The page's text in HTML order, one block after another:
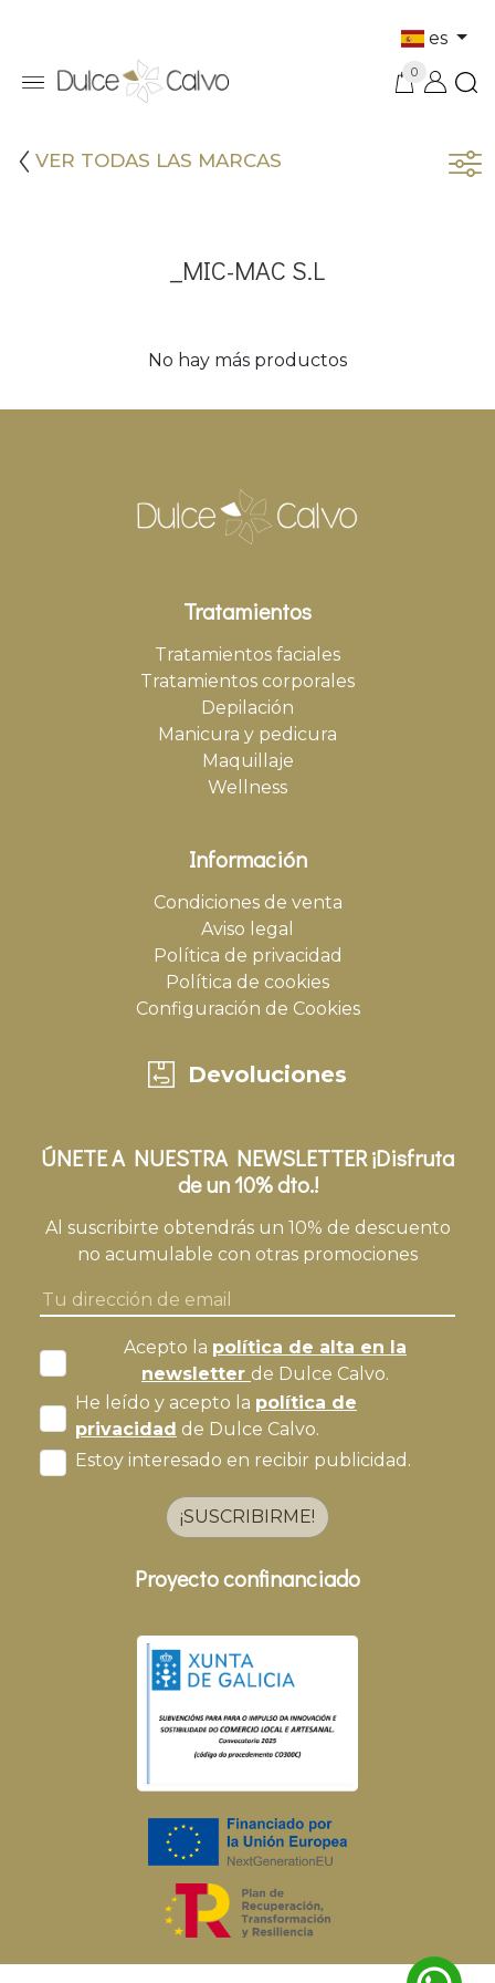
es
0
VER TODAS LAS MARCAS
_MIC-MAC S.L
No hay más productos
Tratamientos
Tratamientos faciales
Tratamientos corporales
Depilación
Manicura y pedicura
Maquillaje
Wellness
Información
Condiciones de venta
Aviso legal
Política de privacidad
Política de cookies
Configuración de Cookies
Devoluciones
ÚNETE A NUESTRA NEWSLETTER ¡Disfruta
de un 10% dto.!
Al suscribirte obtendrás un 10% de descuento
no acumulable con otras promociones
Acepto la política de alta en la
newsletter de Dulce Calvo.
He leído y acepto la política de
privacidad de Dulce Calvo.
Estoy interesado en recibir publicidad.
¡SUSCRIBIRME!
Proyecto confinanciado